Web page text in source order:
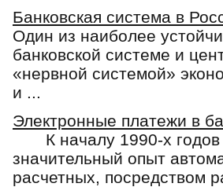
Банковская система в
Один из наиболее
банковской системе и
«нервной системой»
и ...
Электронные платежи в
К началу 1990-х годов
значительный опыт
расчетных, посредством